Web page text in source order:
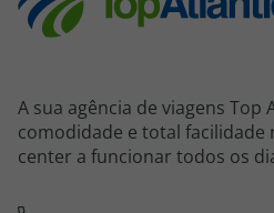
A sua agência de viagens
comodidade e total facilidade
center a funcionar todos os